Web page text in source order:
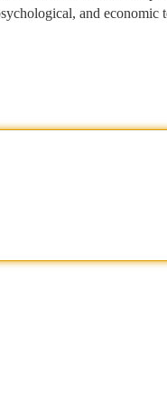
and economic